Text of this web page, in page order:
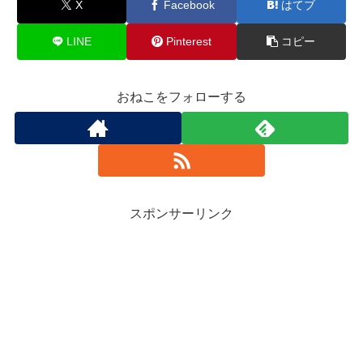
X Facebook はてブ
LINE Pinterest コピー
おねこをフォローする
スポンサーリンク